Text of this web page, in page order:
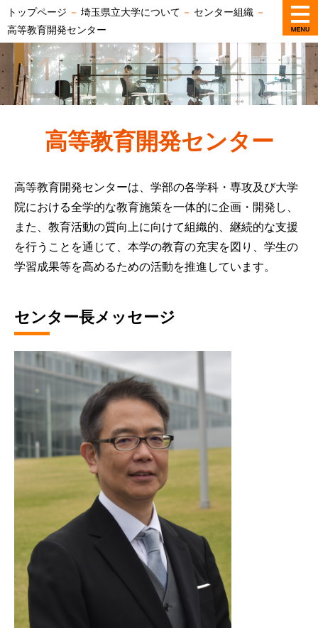
トップページ － 埼玉県立大学について － センター組織 －
高等教育開発センター
高等教育開発センター
高等教育開発センターは、学部の各学科・専攻及び大学
院における全学的な教育施策を一体的に企画・開発し、
また、教育活動の質向上に向けて組織的、継続的な支援
を行うことを通じて、本学の教育の充実を図り、学生の
学習成果等を高めるための活動を推進しています。
センター長メッセージ